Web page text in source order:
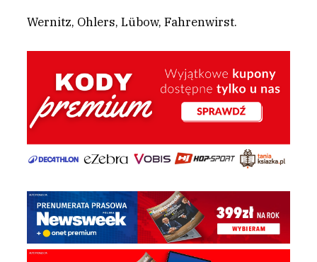
Wernitz, Ohlers, Lübow, Fahrenwirst.